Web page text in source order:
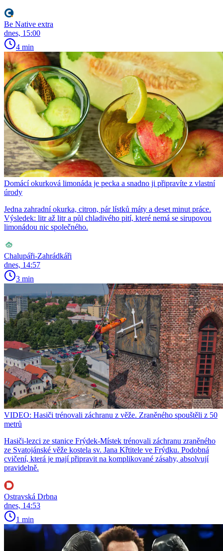
Be Native extra
dnes, 15:00
4 min
Domácí okurková limonáda je pecka a snadno ji připravíte z vlastní
úrody
Jedna zahradní okurka, citron, pár lístků máty a deset minut práce.
Výsledek: litr až litr a půl chladivého pití, které nemá se sirupovou
limonádou nic společného.
Chalupáři-Zahrádkáři
dnes, 14:57
3 min
VIDEO: Hasiči trénovali záchranu z věže. Zraněného spouštěli z 50
metrů
Hasiči-lezci ze stanice Frýdek-Místek trénovali záchranu zraněného
ze Svatojánské věže kostela sv. Jana Křtitele ve Frýdku. Podobná
cvičení, která je mají připravit na komplikované zásahy, absolvují
pravidelně.
Ostravská Drbna
dnes, 14:53
1 min